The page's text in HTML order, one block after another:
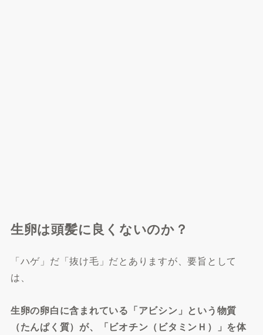
生卵は頭髪に良くないのか？
「ハゲ」だ「抜け毛」だとありますが、要旨として
は、
生卵の卵白に含まれている「アビシン」という物質
（たんぱく質）が、「ビオチン（ビタミンＨ）」を体